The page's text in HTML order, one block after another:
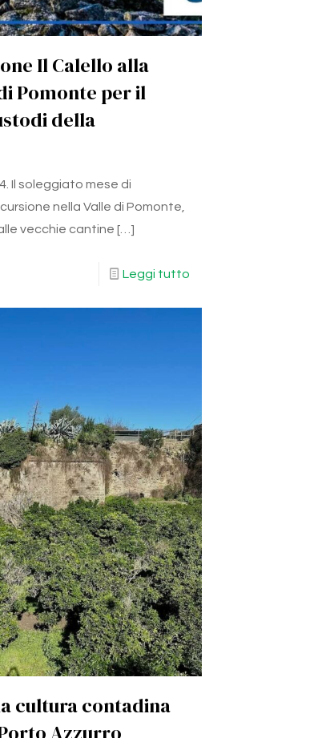
Il Calello alla
Pomonte per il
della
Il soleggiato mese di
nella Valle di Pomonte,
vecchie cantine […]
Leggi tutto
cultura contadina
Azzurro